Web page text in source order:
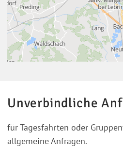
Unverbindliche
für Tagesfahrten oder
allgemeine Anfragen.